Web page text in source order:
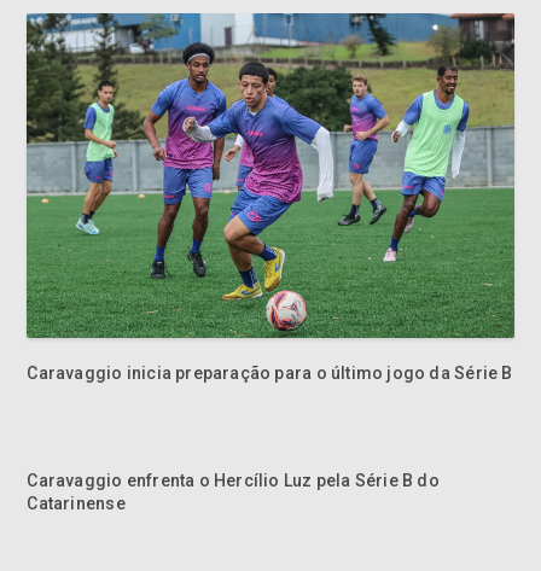
Caravaggio inicia preparação para o último jogo da Série B
Caravaggio enfrenta o Hercílio Luz pela Série B do
Catarinense